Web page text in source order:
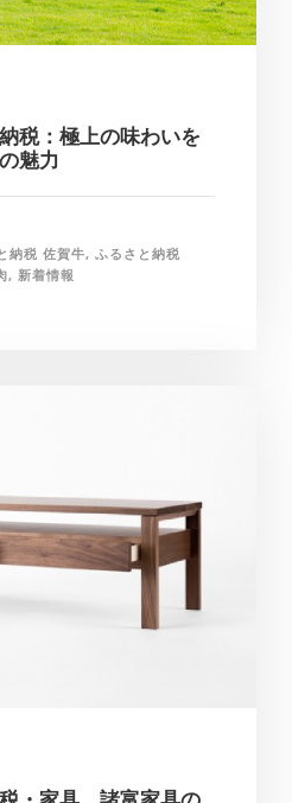
税：極上の味わいを
魅力
納税 佐賀牛, ふるさと納税
, 新着情報